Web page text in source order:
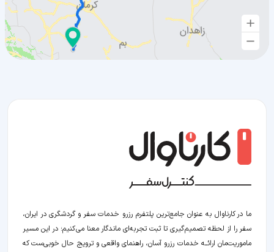
ما در کارناوال به عنوان جامع‌ترین پلتفرم رزرو خدمات سفر و گردشگری در ایران،
سفر را از لحظه‌ تصمیم‌گیری تا ثبت تجربه‌ای ماندگار معنا می‌کنیم؛ در این مسیر‍
ماموریت‌مان اراﺋــﻪ خدمات رزرو آسان، راهنمای واقعی و ترویج حال خوبی‌ست که